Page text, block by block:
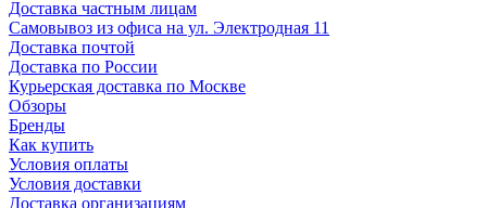
Доставка частным лицам
Самовывоз из офиса на ул. Электродная 11
Доставка почтой
Доставка по России
Курьерская доставка по Москве
Обзоры
Бренды
Как купить
Условия оплаты
Условия доставки
Доставка организациям